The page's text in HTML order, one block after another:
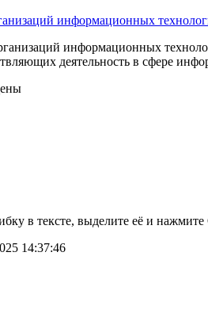
информационных
информационных
деятельность в сфере
в тексте, выделите её и нажмите
14:37:46